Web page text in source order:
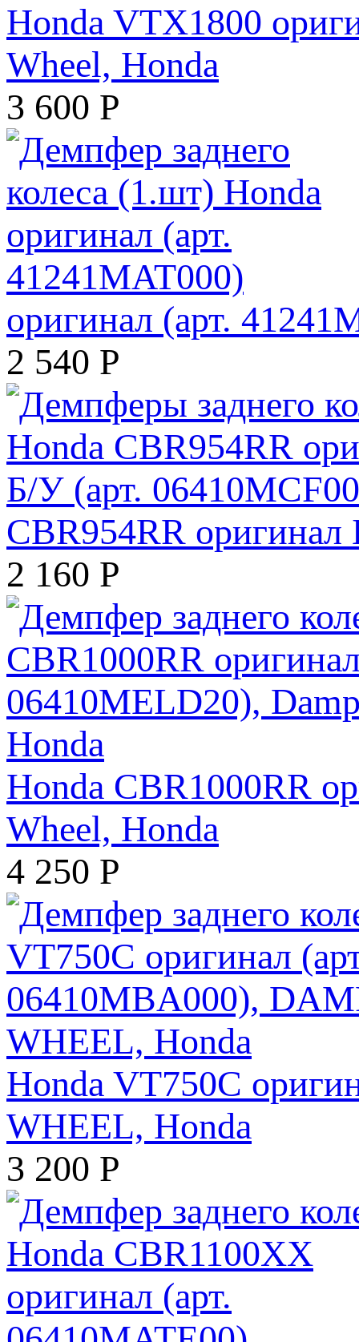
Honda VTX1800
Wheel, Honda
3 600 Р
оригинал (арт.
2 540 Р
CBR954RR
2 160 Р
Honda CBR1000RR
Wheel, Honda
4 250 Р
Honda VT750C
WHEEL, Honda
3 200 Р